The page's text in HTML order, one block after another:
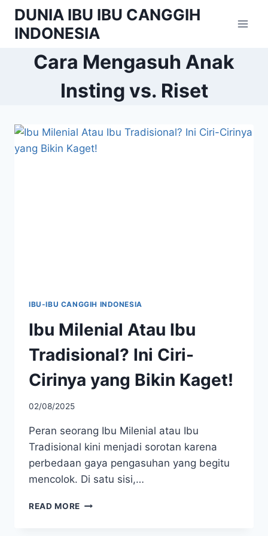
Skip
content
DUNIA IBU IBU CANGGIH
INDONESIA
Cara Mengasuh Anak
Insting vs. Riset
IBU-IBU CANGGIH INDONESIA
Ibu Milenial Atau Ibu
Tradisional? Ini Ciri-
Cirinya yang Bikin Kaget!
02/08/2025
Peran seorang Ibu Milenial atau Ibu
Tradisional kini menjadi sorotan karena
perbedaan gaya pengasuhan yang begitu
mencolok. Di satu sisi,…
READ MORE IBU